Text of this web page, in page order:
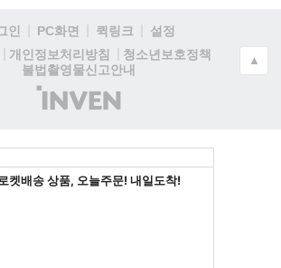
인 PC화면 퀵링크
설정
개인정보처리방침
청소년보호정책
불법촬영물신고안내
(주)
인
▲